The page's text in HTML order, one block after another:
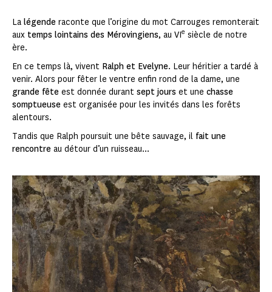
La légende raconte que l’origine du mot Carrouges remonterait
aux temps lointains des Mérovingiens, au VIe siècle de notre
ère.
En ce temps là, vivent Ralph et Evelyne. Leur héritier a tardé à
venir. Alors pour fêter le ventre enfin rond de la dame, une
grande fête est donnée durant sept jours et une chasse
somptueuse est organisée pour les invités dans les forêts
alentours.
Tandis que Ralph poursuit une bête sauvage, il fait une
rencontre au détour d’un ruisseau...